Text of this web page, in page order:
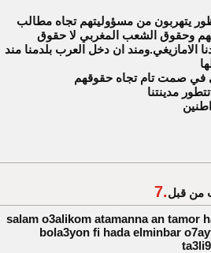
يتهربون من مسؤوليتهم تجاه مطالب
وحقوق الشعب المغربي لا حقوق
الامازيغي.ومند ان دخل العرب بلدمنا مند
7.
salam o3alikom atamanna an tamor
bola3yon fi hada elminbar